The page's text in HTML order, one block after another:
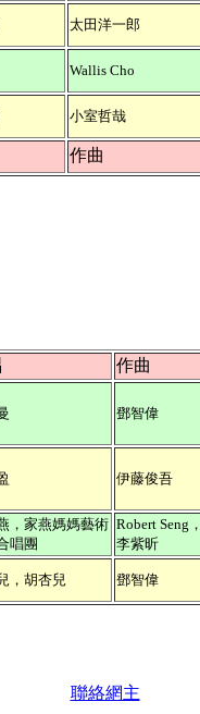
太田洋一郎
Wallis Cho
小室哲哉
作曲
作曲
鄧智偉
伊藤俊吾
，家燕媽媽藝術
唱團
Robert Seng，
李紫昕
，胡杏兒 鄧智偉
聯絡網主